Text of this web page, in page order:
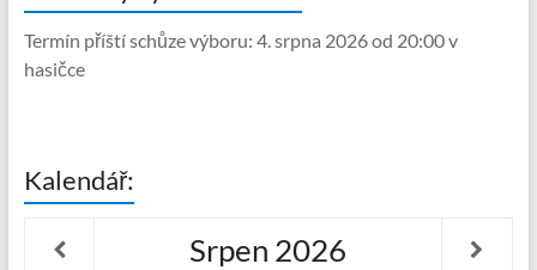
Termín příští schůze výboru: 4. srpna 2026 od 20:00 v
hasičce
Kalendář:
Srpen 2026